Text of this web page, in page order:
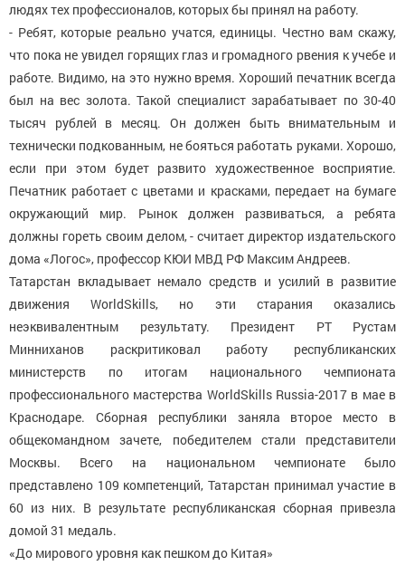
людях тех профессионалов, которых бы принял на работу.
- Ребят, которые реально учатся, единицы. Честно вам скажу,
что пока не увидел горящих глаз и громадного рвения к учебе и
работе. Видимо, на это нужно время. Хороший печатник всегда
был на вес золота. Такой специалист зарабатывает по 30-40
тысяч рублей в месяц. Он должен быть внимательным и
технически подкованным, не бояться работать руками. Хорошо,
если при этом будет развито художественное восприятие.
Печатник работает с цветами и красками, передает на бумаге
окружающий мир. Рынок должен развиваться, а ребята
должны гореть своим делом, - считает директор издательского
дома «Логос», профессор КЮИ МВД РФ Максим Андреев.
Татарстан вкладывает немало средств и усилий в развитие
движения WorldSkills, но эти старания оказались
неэквивалентным результату. Президент РТ Рустам
Минниханов раскритиковал работу республиканских
министерств по итогам национального чемпионата
профессионального мастерства WorldSkills Russia-2017 в мае в
Краснодаре. Сборная республики заняла второе место в
общекомандном зачете, победителем стали представители
Москвы. Всего на национальном чемпионате было
представлено 109 компетенций, Татарстан принимал участие в
60 из них. В результате республиканская сборная привезла
домой 31 медаль.
«До мирового уровня как пешком до Китая»